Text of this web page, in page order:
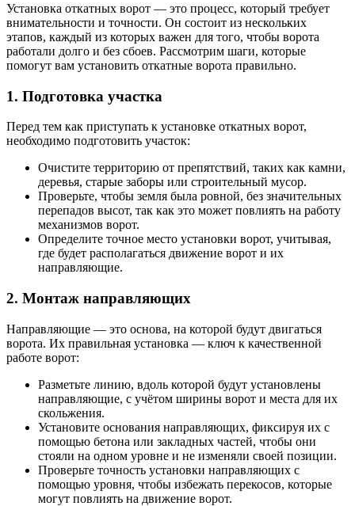
Установка откатных ворот — это процесс, который требует
внимательности и точности. Он состоит из нескольких
этапов, каждый из которых важен для того, чтобы ворота
работали долго и без сбоев. Рассмотрим шаги, которые
помогут вам установить откатные ворота правильно.
1. Подготовка участка
Перед тем как приступать к установке откатных ворот,
необходимо подготовить участок:
Очистите территорию от препятствий, таких как камни,
деревья, старые заборы или строительный мусор.
Проверьте, чтобы земля была ровной, без значительных
перепадов высот, так как это может повлиять на работу
механизмов ворот.
Определите точное место установки ворот, учитывая,
где будет располагаться движение ворот и их
направляющие.
2. Монтаж направляющих
Направляющие — это основа, на которой будут двигаться
ворота. Их правильная установка — ключ к качественной
работе ворот:
Разметьте линию, вдоль которой будут установлены
направляющие, с учётом ширины ворот и места для их
скольжения.
Установите основания направляющих, фиксируя их с
помощью бетона или закладных частей, чтобы они
стояли на одном уровне и не изменяли своей позиции.
Проверьте точность установки направляющих с
помощью уровня, чтобы избежать перекосов, которые
могут повлиять на движение ворот.